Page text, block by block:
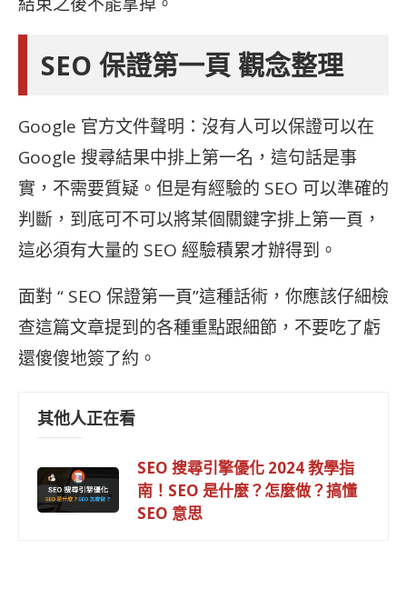
SEO 保證第一頁 觀念整理
Google 官方文件聲明：沒有人可以保證可以在
Google 搜尋結果中排上第一名，這句話是事
實，不需要質疑。但是有經驗的 SEO 可以準確的
判斷，到底可不可以將某個關鍵字排上第一頁，
這必須有大量的 SEO 經驗積累才辦得到。
面對 “ SEO 保證第一頁”這種話術，你應該仔細檢
查這篇文章提到的各種重點跟細節，不要吃了虧
還傻傻地簽了約。
其他人正在看
SEO 搜尋引擎優化 2024 教學指
南！SEO 是什麼？怎麼做？搞懂
SEO 意思